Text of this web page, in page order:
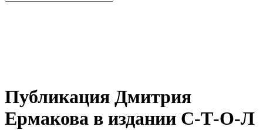
Публикация Дмитрия
Ермакова в издании С-Т-О-Л